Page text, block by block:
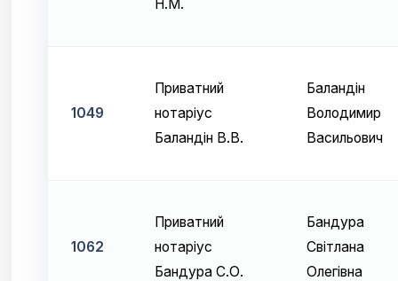
Н.М.
1049
Приватний
нотаріус
Баландін В.В.
Баландін
Володимир
Васильович
1062
Приватний
нотаріус
Бандура С.О.
Бандура
Світлана
Олегівна